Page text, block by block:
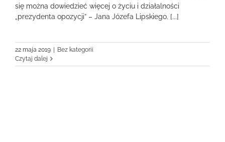
się można dowiedzieć więcej o życiu i działalności
„prezydenta opozycji” – Jana Józefa Lipskiego. [...]
22 maja 2019
Bez kategorii
Czytaj dalej